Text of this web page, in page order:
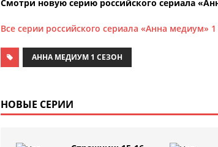
Смотри новую серию российского сериала
Все серии российского сериала «Анна медиум» 1
АННА МЕДИУМ 1 СЕЗОН
НОВЫЕ СЕРИИ